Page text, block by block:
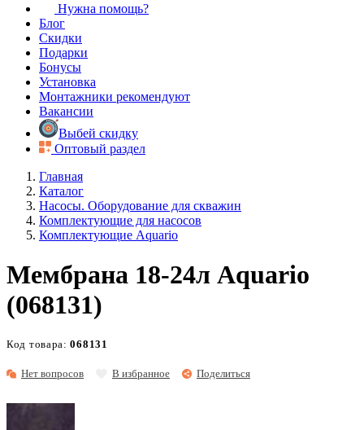
Нужна помощь?
Блог
Скидки
Подарки
Бонусы
Установка
Монтажники рекомендуют
Вакансии
Выбей скидку
Оптовый раздел
Главная
Каталог
Насосы. Оборудование для скважин
Комплектующие для насосов
Комплектующие Аquario
Мембрана 18-24л Aquario
(068131)
Нет вопросов В избранное Поделиться
Код товара:068131